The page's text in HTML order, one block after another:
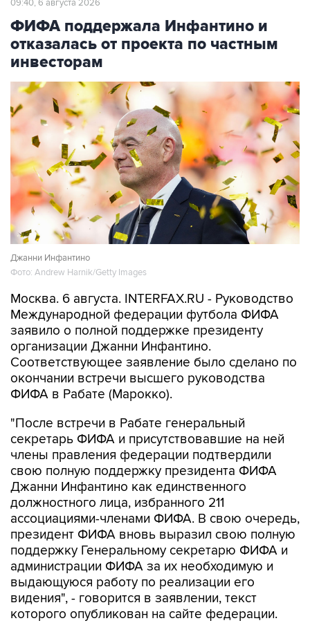
09:40, 6 августа 2026
ФИФА поддержала Инфантино и
отказалась от проекта по частным
инвесторам
Джанни Инфантино
Фото: Andrew Harnik/Getty Images
Москва. 6 августа. INTERFAX.RU - Руководство
Международной федерации футбола ФИФА
заявило о полной поддержке президенту
организации Джанни Инфантино.
Соответствующее заявление было сделано по
окончании встречи высшего руководства
ФИФА в Рабате (Марокко).
"После встречи в Рабате генеральный
секретарь ФИФА и присутствовавшие на ней
члены правления федерации подтвердили
свою полную поддержку президента ФИФА
Джанни Инфантино как единственного
должностного лица, избранного 211
ассоциациями-членами ФИФА. В свою очередь,
президент ФИФА вновь выразил свою полную
поддержку Генеральному секретарю ФИФА и
администрации ФИФА за их необходимую и
выдающуюся работу по реализации его
видения", - говорится в заявлении, текст
которого опубликован на сайте федерации.